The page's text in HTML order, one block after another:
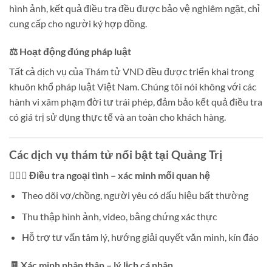
hình ảnh, kết quả điều tra đều được bảo vệ nghiêm ngặt, chỉ
cung cấp cho người ký hợp đồng.
⚖️ Hoạt động đúng pháp luật
Tất cả dịch vụ của Thám tử VND đều được triển khai trong
khuôn khổ pháp luật Việt Nam. Chúng tôi nói không với các
hành vi xâm phạm đời tư trái phép, đảm bảo kết quả điều tra
có giá trị sử dụng thực tế và an toàn cho khách hàng.
Các dịch vụ thám tử nổi bật tại Quảng Trị
👩‍❤️‍👨 Điều tra ngoại tình – xác minh mối quan hệ
Theo dõi vợ/chồng, người yêu có dấu hiệu bất thường
Thu thập hình ảnh, video, bằng chứng xác thực
Hỗ trợ tư vấn tâm lý, hướng giải quyết văn minh, kín đáo